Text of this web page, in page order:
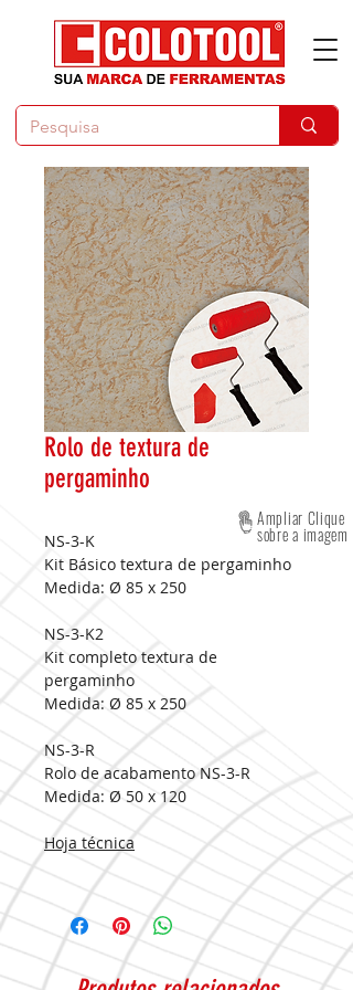
Rolo de textura de
pergaminho
NS-3-K
Kit Básico textura de pergaminho
Medida: Ø 85 x 250
NS-3-K2
Kit completo textura de
pergaminho
Medida: Ø 85 x 250
NS-3-R
Rolo de acabamento NS-3-R
Medida: Ø 50 x 120
Hoja técnica
Ampliar Clique
sobre a imagem